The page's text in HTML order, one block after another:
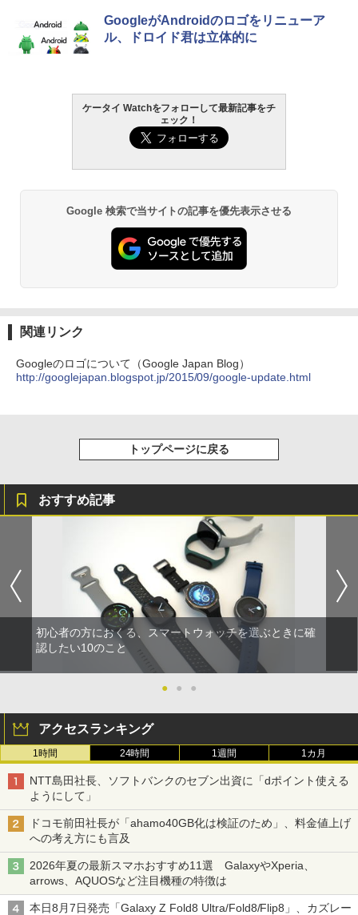
GoogleがAndroidのロゴをリニューア
ル、ドロイド君は立体的に
ケータイ Watchをフォローして最新記事をチ
ェック！
Google 検索で当サイトの記事を優先表示させる
関連リンク
Googleのロゴについて（Google Japan Blog）
http://googlejapan.blogspot.jp/2015/09/google-update.html
トップページに戻る
おすすめ記事
初心者の方におくる、スマートウォッチを選ぶときに確
認したい10のこと
● ● ●
アクセスランキング
1時間 24時間 1週間 1カ月
NTT島田社長、ソフトバンクのセブン出資に「dポイント使える
ようにして」
ドコモ前田社長が「ahamo40GB化は検証のため」、料金値上げ
への考え方にも言及
2026年夏の最新スマホおすすめ11選 GalaxyやXperia、
arrows、AQUOSなど注目機種の特徴は
本日8月7日発売「Galaxy Z Fold8 Ultra/Fold8/Flip8」、カズレー